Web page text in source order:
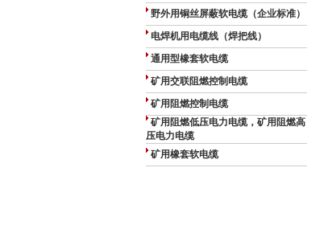
野外用铜丝屏蔽软电缆（企业标准）
电焊机用电缆线（焊把线）
通用型橡套软电缆
矿用交联阻燃控制电缆
矿用阻燃控制电缆
矿用阻燃低压电力电缆，矿用阻燃高
压电力电缆
矿用橡套软电缆